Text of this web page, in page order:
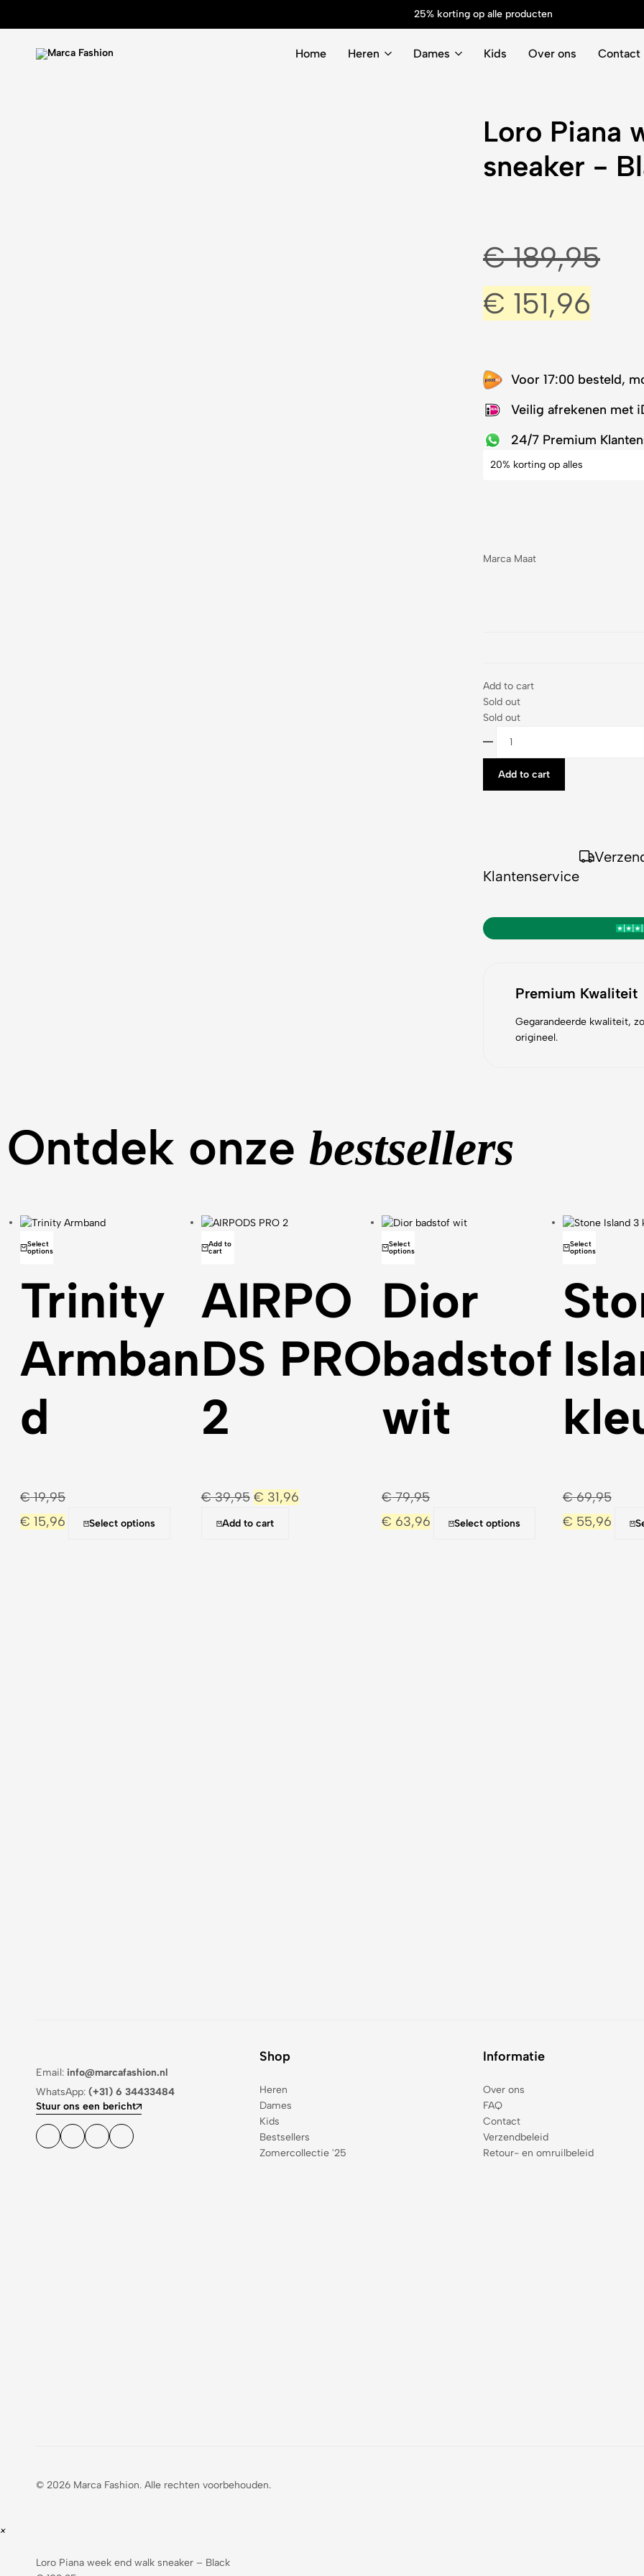
25% korting op alle producten
Home Heren Dames Kids Over ons Contact
Loro Piana
sneaker -
€189,95
€ 151,96
Voor 17:00 besteld,
Veilig afrekenen met
24/7 Premium
20% korting op alles
Marca Maat
Add to cart
Sold out
Sold out
Add to cart
Klantenservice
Premium Kwaliteit
Gegarandeerde kwaliteit,
origineel.
Ontdek onze bestsellers
Select
options
Trinity
Armban
d
€19,95
€ 15,96 Select options
Add to
cart
AIRPO
DS PRO
2
€39,95 € 31,96
Add to cart
Select
options
Dior
badstof
wit
€79,95
€ 63,96 Select options
Select
options
€69,95
€ 55,96
Email: info@marcafashion.nl
WhatsApp: (+31) 6 34433484
Stuur ons een bericht
Shop
Heren
Dames
Kids
Bestsellers
Zomercollectie '25
Informatie
Over ons
FAQ
Contact
Verzendbeleid
Retour- en omruilbeleid
© 2026 Marca Fashion. Alle rechten voorbehouden.
×
Loro Piana week end walk sneaker – Black